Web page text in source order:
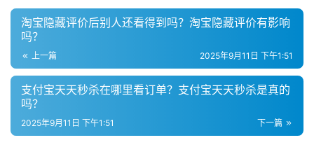
答
社
区
淘宝隐藏评价后别人还看得到吗？淘宝隐藏评价有影响
吗？
上一篇 2025年9月11日 下午1:51
支付宝天天秒杀在哪里看订单？支付宝天天秒杀是真的
吗？
下一篇
2025年9月11日 下午1:51